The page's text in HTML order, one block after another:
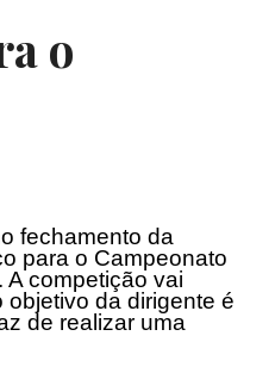
o
fechamento da
para o Campeonato
A competição vai
da dirigente é
de realizar uma